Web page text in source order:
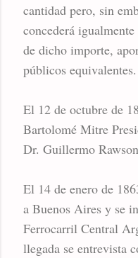
cantidad pero, sin
concederá
de dicho importe,
públicos equivalentes.
El 12 de octubre de
Bartolomé Mitre
Dr. Guillermo
El 14 de enero de
a Buenos Aires y se
Ferrocarril Central
llegada se entrevista